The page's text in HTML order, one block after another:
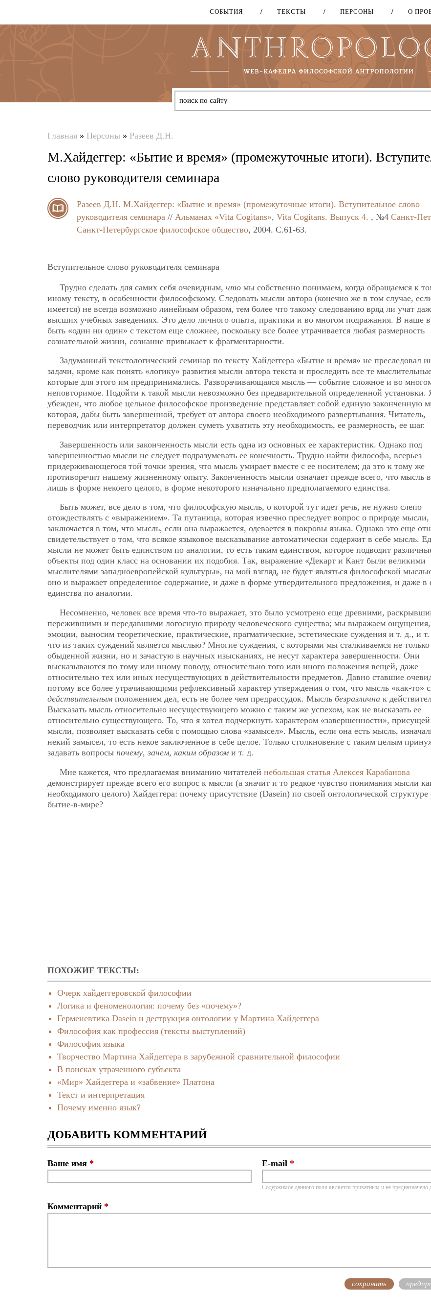
Перейти
основному
содержанию
СОБЫТИЯ ТЕКСТЫ ПЕРСОНЫ О
здесь
Главная » Персоны » Разеев Д.Н.
М.Хайдеггер: «Бытие и время» (промежуточные итоги).
слово руководителя семинара
Разеев Д.Н. М.Хайдеггер: «Бытие и время» (промежуточные итоги). Вступительное слово
руководителя семинара // Альманах «Vita Cogitans», Vita Cogitans. Выпуск 4. , №4 Санкт-
Санкт-Петербургское философское общество, 2004. C.61-63.
Вступительное слово руководителя семинара
Трудно сделать для самих себя очевидным, что мы собственно понимаем, когда обращаемся к
иному тексту, в особенности философскому. Следовать мысли автора (конечно же в том случае,
имеется) не всегда возможно линейным образом, тем более что такому следованию вряд ли учат
высших учебных заведениях. Это дело личного опыта, практики и во многом подражания. В наше
быть «один ни один» с текстом еще сложнее, поскольку все более утрачивается любая размерность
сознательной жизни, сознание привыкает к фрагментарности.
Задуманный текстологический семинар по тексту Хайдеггера «Бытие и время» не преследовал
задачи, кроме как понять «логику» развития мысли автора текста и проследить все те
которые для этого им предпринимались. Разворачивающаяся мысль — событие сложное и во
неповторимое. Подойти к такой мысли невозможно без предварительной определенной установки.
убежден, что любое цельное философское произведение представляет собой единую законченную
которая, дабы быть завершенной, требует от автора своего необходимого развертывания. Читатель,
переводчик или интерпретатор должен суметь ухватить эту необходимость, ее размерность, ее шаг.
Завершенность или законченность мысли есть одна из основных ее характеристик. Однако под
завершенностью мысли не следует подразумевать ее конечность. Трудно найти философа, всерьез
придерживающегося той точки зрения, что мысль умирает вместе с ее носителем; да это к тому же
противоречит нашему жизненному опыту. Законченность мысли означает прежде всего, что мысль
лишь в форме некоего целого, в форме некоторого изначально предполагаемого единства.
Быть может, все дело в том, что философскую мысль, о которой тут идет речь, не нужно слепо
отождествлять с «выражением». Та путаница, которая извечно преследует вопрос о природе мысли,
заключается в том, что мысль, если она выражается, одевается в покровы языка. Однако это еще
свидетельствует о том, что всякое языковое высказывание автоматически содержит в себе мысль.
мысли не может быть единством по аналогии, то есть таким единством, которое подводит
объекты под один класс на основании их подобия. Так, выражение «Декарт и Кант были великими
мыслителями западноевропейской культуры», на мой взгляд, не будет являться философской
оно и выражает определенное содержание, и даже в форме утвердительного предложения, и даже в
единства по аналогии.
Несомненно, человек все время что-то выражает, это было усмотрено еще древними,
пережившими и передавшими логосную природу человеческого существа; мы выражаем ощущения,
эмоции, выносим теоретические, практические, прагматические, эстетические суждения и т. д., и
что из таких суждений является мыслью? Многие суждения, с которыми мы сталкиваемся не только
обыденной жизни, но и зачастую в научных изысканиях, не несут характера завершенности. Они
высказываются по тому или иному поводу, относительно того или иного положения вещей, даже
относительно тех или иных несуществующих в действительности предметов. Давно ставшие
потому все более утрачивающими рефлексивный характер утверждения о том, что мысль «как-то»
действительным положением дел, есть не более чем предрассудок. Мысль безразлична к
Высказать мысль относительно несуществующего можно с таким же успехом, как не высказать ее
относительно существующего. То, что я хотел подчеркнуть характером «завершенности»,
мысли, позволяет высказать себя с помощью слова «замысел». Мысль, если она есть мысль,
некий замысел, то есть некое заключенное в себе целое. Только столкновение с таким целым
задавать вопросы почему, зачем, каким образом и т. д.
Мне кажется, что предлагаемая вниманию читателей небольшая статья Алексея Карабанова
демонстрирует прежде всего его вопрос к мысли (а значит и то редкое чувство понимания мысли
необходимого целого) Хайдеггера: почему присутствие (Dasein) по своей онтологической структуре
бытие-в-мире?
ПОХОЖИЕ ТЕКСТЫ:
Очерк хайдеггеровской философии
Логика и феноменология: почему без «почему»?
Герменевтика Dasein и деструкция онтологии у Мартина Хайдеггера
Философия как профессия (тексты выступлений)
Философия языка
Творчество Мартина Хайдеггера в зарубежной сравнительной философии
В поисках утраченного субъекта
«Мир» Хайдеггера и «забвение» Платона
Текст и интерпретация
Почему именно язык?
ДОБАВИТЬ КОММЕНТАРИЙ
Ваше имя * E-mail *
Содержимое данного поля является приватным и не предназначено
Комментарий *